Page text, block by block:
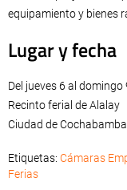
equipamiento y bienes
Lugar y fecha
Del jueves 6 al
Recinto ferial de Alalay
Ciudad de
Etiquetas: Cámaras
Ferias